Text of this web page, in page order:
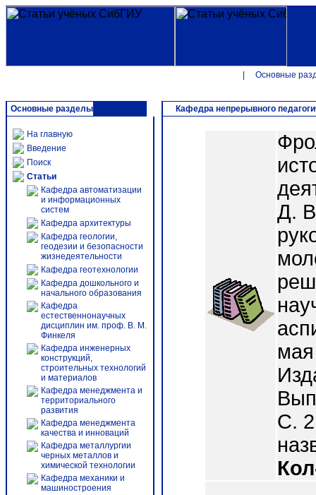
Основные
Основные разделы
На главную
Введение
Поиск
Статьи
Кафедра автоматизации
и информационных
систем
Кафедра архитектуры
Кафедра геологии,
геодезии и безопасности
жизнедеятельности
Кафедра геотехнологии
Кафедра дошкольного и
начального образования
Кафедра
естественнонаучных
дисциплин им. проф. В. М.
Финкеля
Кафедра инженерных
конструкций,
строительных технологий
и материалов
Кафедра менеджмента и
территориального
развития
Кафедра менеджмента
качества и инноваций
Кафедра металлургии
черных металлов и
химической технологии
Кафедра механики и
машиностроения
Кафедра непрерывного
Д.
С.